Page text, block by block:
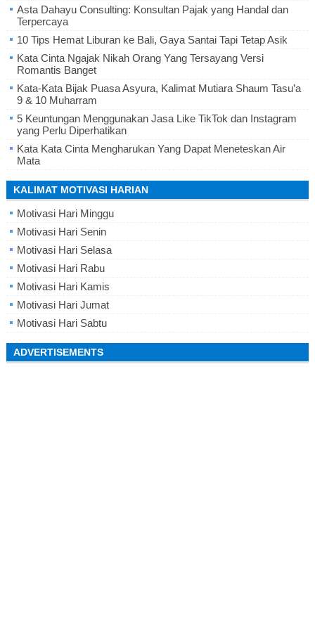
Asta Dahayu Consulting: Konsultan Pajak yang Handal dan
Terpercaya
10 Tips Hemat Liburan ke Bali, Gaya Santai Tapi Tetap Asik
Kata Cinta Ngajak Nikah Orang Yang Tersayang Versi
Romantis Banget
Kata-Kata Bijak Puasa Asyura, Kalimat Mutiara Shaum Tasu’a
9 & 10 Muharram
5 Keuntungan Menggunakan Jasa Like TikTok dan Instagram
yang Perlu Diperhatikan
Kata Kata Cinta Mengharukan Yang Dapat Meneteskan Air
Mata
KALIMAT MOTIVASI HARIAN
Motivasi Hari Minggu
Motivasi Hari Senin
Motivasi Hari Selasa
Motivasi Hari Rabu
Motivasi Hari Kamis
Motivasi Hari Jumat
Motivasi Hari Sabtu
ADVERTISEMENTS